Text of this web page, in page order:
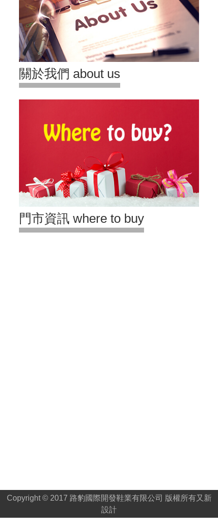
關於我們 about us
門市資訊 where to buy
Copyright © 2017 路豹國際開發鞋業有限公司 版權所有又新
設計